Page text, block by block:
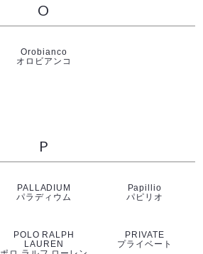
O
Orobianco
オロビアンコ
P
PALLADIUM
パラディウム
Papillio
パピリオ
POLO RALPH
LAUREN
PRIVATE
プライベート